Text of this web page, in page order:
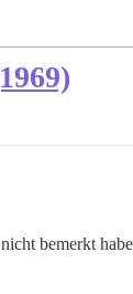
bemerkt